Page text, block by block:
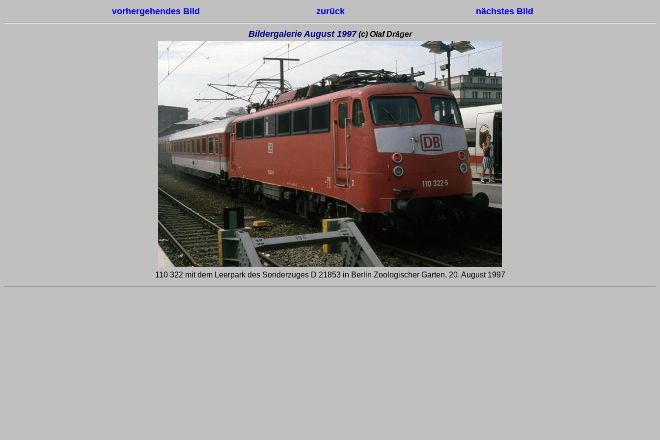
vorhergehendes Bild zurück nächstes Bild
Bildergalerie August 1997(c) Olaf Dräger
110 322 mit dem Leerpark des Sonderzuges D 21853 in Berlin Zoologischer Garten, 20. August 1997